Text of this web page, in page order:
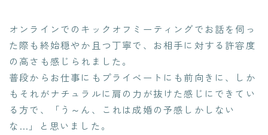
オンラインでのキックオフミーティングでお話を伺っ
た際も終始穏やか且つ丁寧で、お相手に対する許容度
の高さも感じられました。
普段からお仕事にもプライベートにも前向きに、しか
もそれがナチュラルに肩の力が抜けた感じにできてい
る方で、「う～ん、これは成婚の予感しかしない
な…」と思いました。